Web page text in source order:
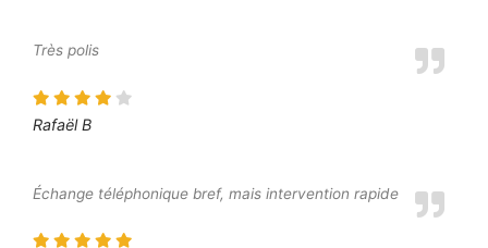
Très polis
Rafaël B
Échange téléphonique bref, mais intervention rapide